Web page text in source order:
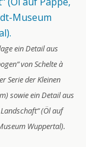
ein Detail aus
von Schelte à
Serie der Kleinen
sowie ein Detail aus
(Öl auf
Wuppertal).